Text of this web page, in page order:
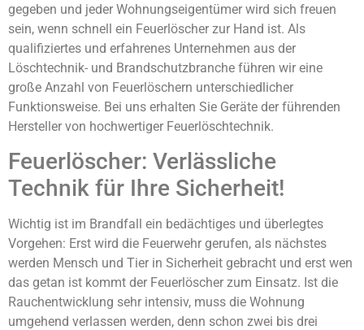
gegeben und jeder Wohnungseigentümer wird sich freuen
sein, wenn schnell ein Feuerlöscher zur Hand ist. Als
qualifiziertes und erfahrenes Unternehmen aus der
Löschtechnik- und Brandschutzbranche führen wir eine
große Anzahl von Feuerlöschern unterschiedlicher
Funktionsweise. Bei uns erhalten Sie Geräte der führenden
Hersteller von hochwertiger Feuerlöschtechnik.
Feuerlöscher: Verlässliche
Technik für Ihre Sicherheit!
Wichtig ist im Brandfall ein bedächtiges und überlegtes
Vorgehen: Erst wird die Feuerwehr gerufen, als nächstes
werden Mensch und Tier in Sicherheit gebracht und erst wen
das getan ist kommt der Feuerlöscher zum Einsatz. Ist die
Rauchentwicklung sehr intensiv, muss die Wohnung
umgehend verlassen werden, denn schon zwei bis drei